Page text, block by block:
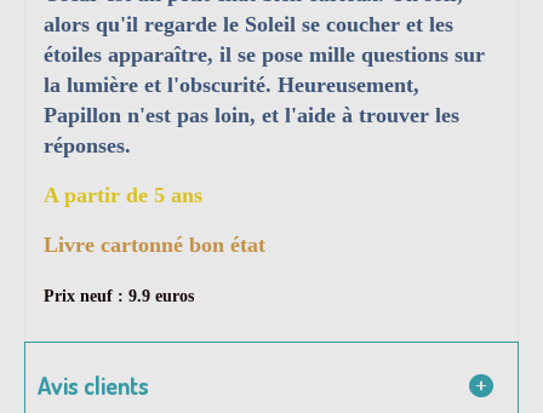
alors qu'il regarde le Soleil se coucher et les
étoiles apparaître, il se pose mille questions sur
la lumière et l'obscurité. Heureusement,
Papillon n'est pas loin, et l'aide à trouver les
réponses.
A partir de 5 ans
Livre cartonné bon état
Prix neuf : 9.9 euros
Avis clients